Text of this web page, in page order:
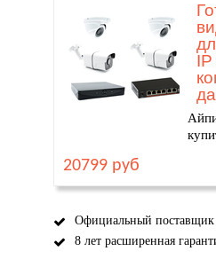
20799 руб
Официальный поставщик
8 лет расширенная